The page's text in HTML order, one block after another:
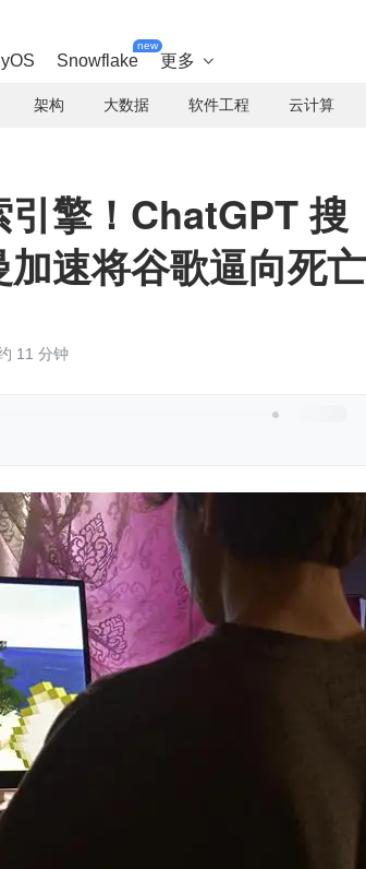
Snowflake
new
更多 
架构 大数据 软件工程 云计算
擎！ChatGPT 搜
速将谷歌逼向死亡
11 分钟